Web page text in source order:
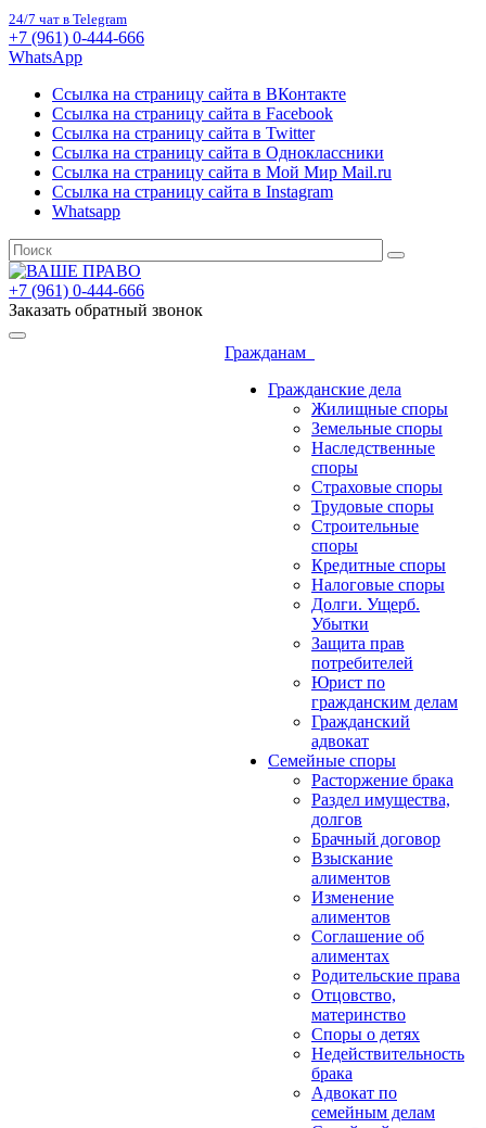
24/7 чат в Telegram
+7 (961) 0-444-666
WhatsApp
Ссылка на страницу сайта в ВКонтакте
Ссылка на страницу сайта в Facebook
Ссылка на страницу сайта в Twitter
Ссылка на страницу сайта в Одноклассники
Ссылка на страницу сайта в Мой Мир Mail.ru
Ссылка на страницу сайта в Instagram
Whatsapp
+7 (961) 0-444-666
Заказать обратный звонок
Гражданам
Гражданские дела
Жилищные споры
Земельные споры
Наследственные
споры
Страховые споры
Трудовые споры
Строительные
споры
Кредитные споры
Налоговые споры
Долги. Ущерб.
Убытки
Защита прав
потребителей
Юрист по
гражданским делам
Гражданский
адвокат
Семейные споры
Расторжение брака
Раздел имущества,
долгов
Брачный договор
Взыскание
алиментов
Изменение
алиментов
Соглашение об
алиментах
Родительские права
Отцовство,
материнство
Споры о детях
Недействительность
брака
Адвокат по
семейным делам